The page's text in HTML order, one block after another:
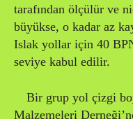
tarafından ölçülür ve
büyükse, o kadar az
Islak yollar için 40
seviye kabul edilir.
Bir grup yol çizgi
Malzemeleri